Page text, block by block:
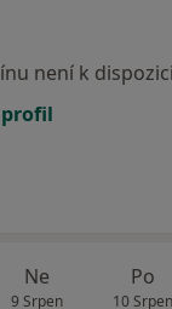
není k dispozici
Ne
9 Srpen
Po
10 Srpen